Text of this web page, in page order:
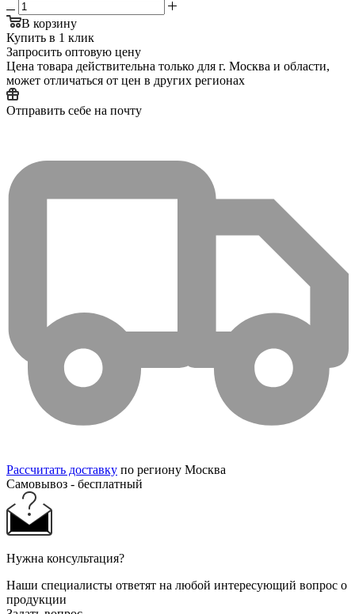
В корзину
Купить в 1 клик
Запросить оптовую цену
Цена товара действительна только для г. Москва и области,
может отличаться от цен в других регионах
Отправить себе на почту
Рассчитать доставку по региону Москва
Самовывоз - бесплатный
Нужна консультация?
Наши специалисты ответят на любой интересующий вопрос о
продукции